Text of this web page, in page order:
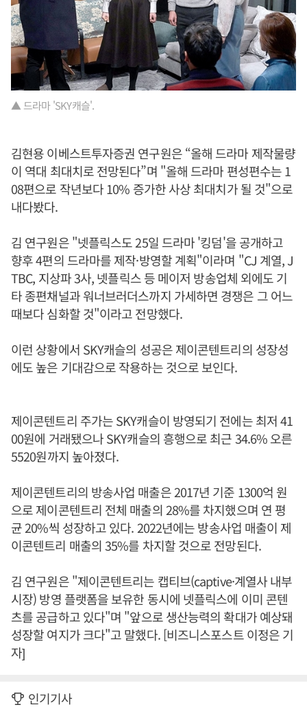
▲ 드라마 'SKY캐슬'.
김현용 이베스트투자증권 연구원은 “올해 드라마 제작물량
이 역대 최대치로 전망된다”며 "올해 드라마 편성편수는 1
08편으로 작년보다 10% 증가한 사상 최대치가 될 것"으로
내다봤다.
김 연구원은 "넷플릭스도 25일 드라마 '킹덤'을 공개하고
향후 4편의 드라마를 제작·방영할 계획"이라며 "CJ 계열, J
TBC, 지상파 3사, 넷플릭스 등 메이저 방송업체 외에도 기
타 종편채널과 워너브러더스까지 가세하면 경쟁은 그 어느
때보다 심화할 것"이라고 전망했다.
이런 상황에서 SKY캐슬의 성공은 제이콘텐트리의 성장성
에도 높은 기대감으로 작용하는 것으로 보인다.
제이콘텐트리 주가는 SKY캐슬이 방영되기 전에는 최저 41
00원에 거래됐으나 SKY캐슬의 흥행으로 최근 34.6% 오른
5520원까지 높아졌다.
제이콘텐트리의 방송사업 매출은 2017년 기준 1300억 원
으로 제이콘텐트리 전체 매출의 28%를 차지했으며 연 평
균 20%씩 성장하고 있다. 2022년에는 방송사업 매출이 제
이콘텐트리 매출의 35%를 차지할 것으로 전망된다.
김 연구원은 "제이콘텐트리는 캡티브(captive·계열사 내부
시장) 방영 플랫폼을 보유한 동시에 넷플릭스에 이미 콘텐
츠를 공급하고 있다"며 "앞으로 생산능력의 확대가 예상돼
성장할 여지가 크다"고 말했다. [비즈니스포스트 이정은 기
자]
인기기사